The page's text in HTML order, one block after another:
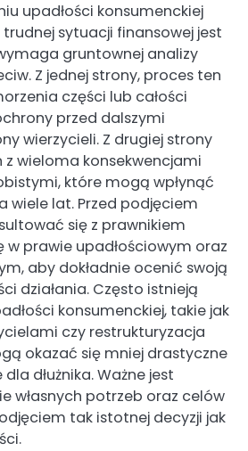
upadłości konsumenckiej
sytuacji finansowej jest
gruntownej analizy
Z jednej strony, proces ten
części lub całości
przed dalszymi
wierzycieli. Z drugiej strony
z wieloma konsekwencjami
które mogą wpłynąć
wiele lat. Przed podjęciem
się z prawnikiem
w prawie upadłościowym oraz
aby dokładnie ocenić swoją
działania. Często istnieją
konsumenckiej, takie jak
czy restrukturyzacja
okazać się mniej drastyczne
dłużnika. Ważne jest
własnych potrzeb oraz celów
tak istotnej decyzji jak